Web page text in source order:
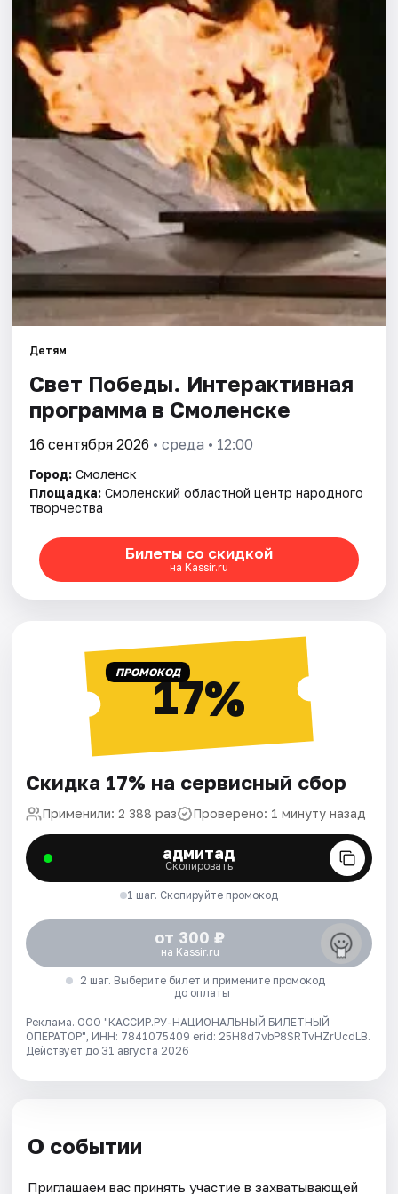
Города
Площадки
Артисты
Рейтинги
Детям
Свет Победы. Интерактивная
программа в Смоленске
16 сентября 2026 • среда • 12:00
Город: Смоленск
Площадка: Смоленский областной центр народного
творчества
Билеты со скидкой
на Kassir.ru
ПРОМОКОД17%
Скидка 17% на сервисный сбор
Применили: 2 388 раз Проверено: 1 минуту назад
адмитад
Скопировать
1 шаг. Скопируйте промокод
от 300 ₽
на Kassir.ru
2 шаг. Выберите билет и примените промокод
до оплаты
Реклама. ООО "КАССИР.РУ-НАЦИОНАЛЬНЫЙ БИЛЕТНЫЙ
ОПЕРАТОР", ИНН: 7841075409 erid: 25H8d7vbP8SRTvHZrUcdLB.
Действует до 31 августа 2026
О событии
Приглашаем вас принять участие в захватывающей